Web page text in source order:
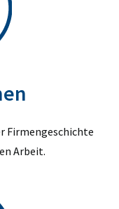
Firmengeschichte
Arbeit.